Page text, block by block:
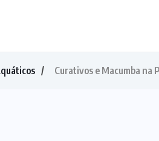
Curativos e Macumba na